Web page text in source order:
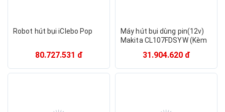
Robot hút bụi iClebo Pop
80.727.531 đ
Máy hút bụi dùng pin(12v)
Makita CL107FDSYW (Kèm
31.904.620 đ